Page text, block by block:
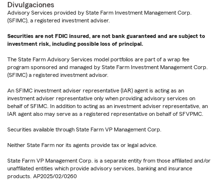
Divulgaciones
Advisory Services provided by State Farm Investment Management Corp.
(SFIMC), a registered investment adviser.
Securities are not FDIC insured, are not bank guaranteed and are subject to
investment risk, including possible loss of principal.
The State Farm Advisory Services model portfolios are part of a wrap fee
program sponsored and managed by State Farm Investment Management Corp.
(SFIMC) a registered investment advisor.
An SFIMC investment adviser representative (IAR) agent is acting as an
investment adviser representative only when providing advisory services on
behalf of SFIMC. In addition to acting as an investment adviser representative, an
IAR agent also may serve as a registered representative on behalf of SFVPMC.
Securities available through State Farm VP Management Corp.
Neither State Farm nor its agents provide tax or legal advice.
State Farm VP Management Corp. is a separate entity from those affiliated and/or
unaffiliated entities which provide advisory services, banking and insurance
products. AP2025/02/0260